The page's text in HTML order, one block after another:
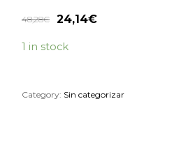
48,28€ 24,14€
1 in stock
Category: Sin categorizar